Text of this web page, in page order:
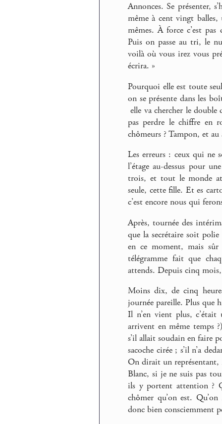
Annonces. Se présenter,
même à cent vingt
mêmes. À force c’est
Puis on passe au tri, le
voilà où vous irez vous
écrira. »
Pourquoi elle est toute
on se présente dans les
elle va chercher le double
pas perdre le chiffre en
chômeurs ? Tampon, et
Les erreurs : ceux qui ne
l’étage au-dessus pour
trois, et tout le monde
seule, cette fille. Et es
c’est encore nous qui
Après, tournée des
que la secrétaire soit
en ce moment, mais
télégramme fait que
attends. Depuis cinq
Moins dix, de cinq
journée pareille. Plus que
Il n’en vient plus,
arrivent en même temps
s’il allait soudain en faire
sacoche cirée ; s’il n’a
On dirait un représentant,
Blanc, si je ne suis pas
ils y portent attention ?
chômer qu’on est.
donc bien consciemment